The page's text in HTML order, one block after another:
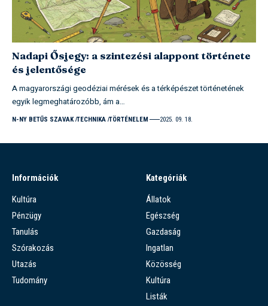
Nadapi Ősjegy: a szintezési alappont története
és jelentősége
A magyarországi geodéziai mérések és a térképészet történetének
egyik legmeghatározóbb, ám a…
N-NY BETŰS SZAVAK TECHNIKA TÖRTÉNELEM 2025. 09. 18.
Információk
Kultúra
Pénzügy
Tanulás
Szórakozás
Utazás
Tudomány
Kategóriák
Állatok
Egészség
Gazdaság
Ingatlan
Közösség
Kultúra
Listák